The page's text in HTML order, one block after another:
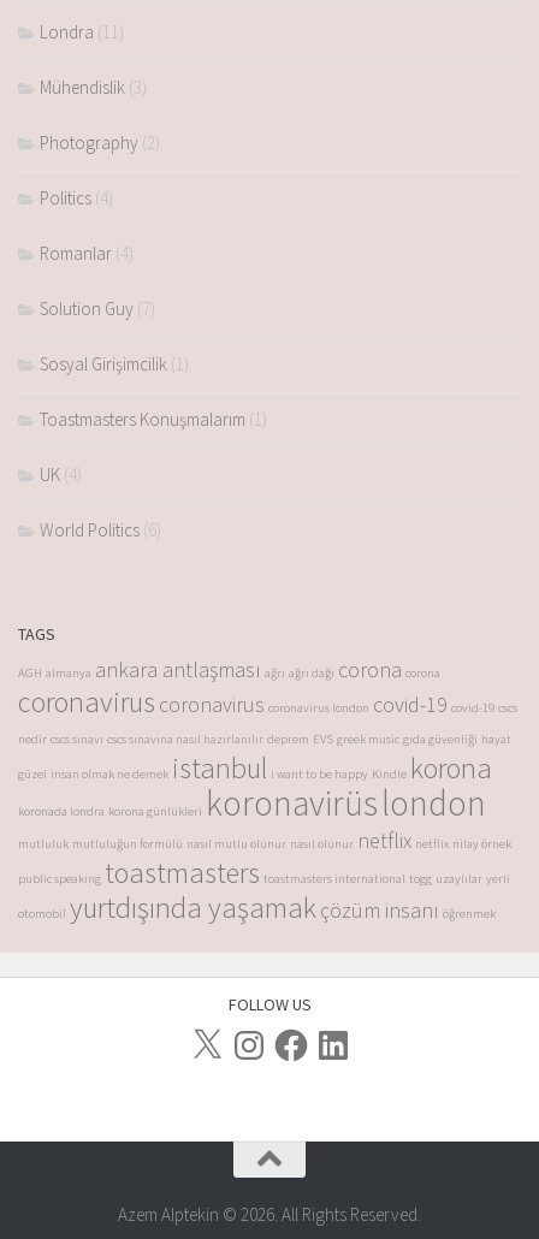
Londra (11)
Mühendislik (3)
Photography (2)
Politics (4)
Romanlar (4)
Solution Guy (7)
Sosyal Girişimcilik (1)
Toastmasters Konuşmalarım (1)
UK (4)
World Politics (6)
TAGS
AGH almanya ankara antlaşması ağrı ağrı dağı corona corona
coronavirus coronavirus coronavirus london covid-19 covid-19 cscs
nedir cscs sınavı cscs sınavına nasıl hazırlanılır deprem EVS greek music gıda güvenliği hayat
güzel insan olmak ne demek istanbul i want to be happy Kindle korona
koronada londra korona günlükleri koronavirüslondon
mutluluk mutluluğun formülü nasıl mutlu olunur nasıl olunur netflix netflix nilay örnek
public speaking toastmasters toastmasters international togg uzaylılar yerli
otomobil yurtdışında yaşamakçözüm insanı öğrenmek
FOLLOW US
Azem Alptekin © 2026. All Rights Reserved.